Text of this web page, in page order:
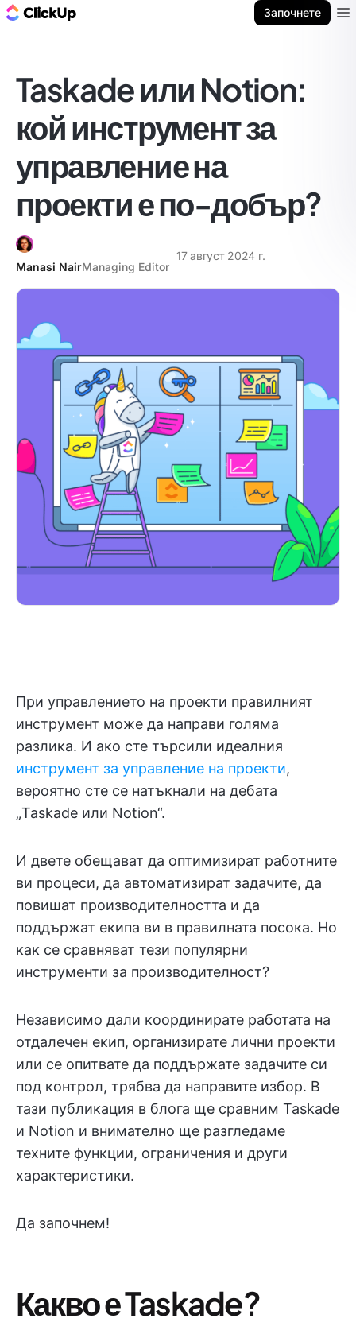
Започнете
Taskade или Notion:
кой инструмент за
управление на
проекти е по-добър?
Manasi NairManaging Editor
17 август 2024 г.
При управлението на проекти правилният
инструмент може да направи голяма
разлика. И ако сте търсили идеалния
инструмент за управление на проекти,
вероятно сте се натъкнали на дебата
„Taskade или Notion“.
И двете обещават да оптимизират работните
ви процеси, да автоматизират задачите, да
повишат производителността и да
поддържат екипа ви в правилната посока. Но
как се сравняват тези популярни
инструменти за производителност?
Независимо дали координирате работата на
отдалечен екип, организирате лични проекти
или се опитвате да поддържате задачите си
под контрол, трябва да направите избор. В
тази публикация в блога ще сравним Taskade
и Notion и внимателно ще разгледаме
техните функции, ограничения и други
характеристики.
Да започнем!
Какво е Taskade?